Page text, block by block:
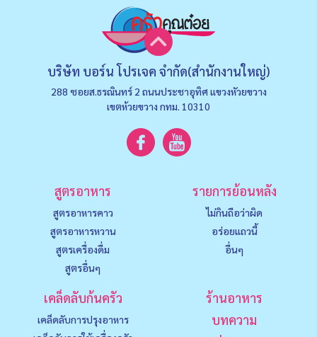
บริษัท บอร์น โปรเจค จำกัด(สำนักงานใหญ่)
288 ซอยส.ธรณินทร์ 2 ถนนประชาอุทิศ แขวงหัวยขวาง
เขตห้วยขวาง กทม. 10310
สูตรอาหาร
สูตรอาหารคาว
สูตรอาหารหวาน
สูตรเครื่องดื่ม
สูตรอื่นๆ
รายการย้อนหลัง
ไม่กินถือว่าผิด
อร่อยแถวนี้
อื่นๆ
เคล็ดลับก้นครัว
เคล็ดลับการปรุงอาหาร
ร้านอาหาร
บทความ